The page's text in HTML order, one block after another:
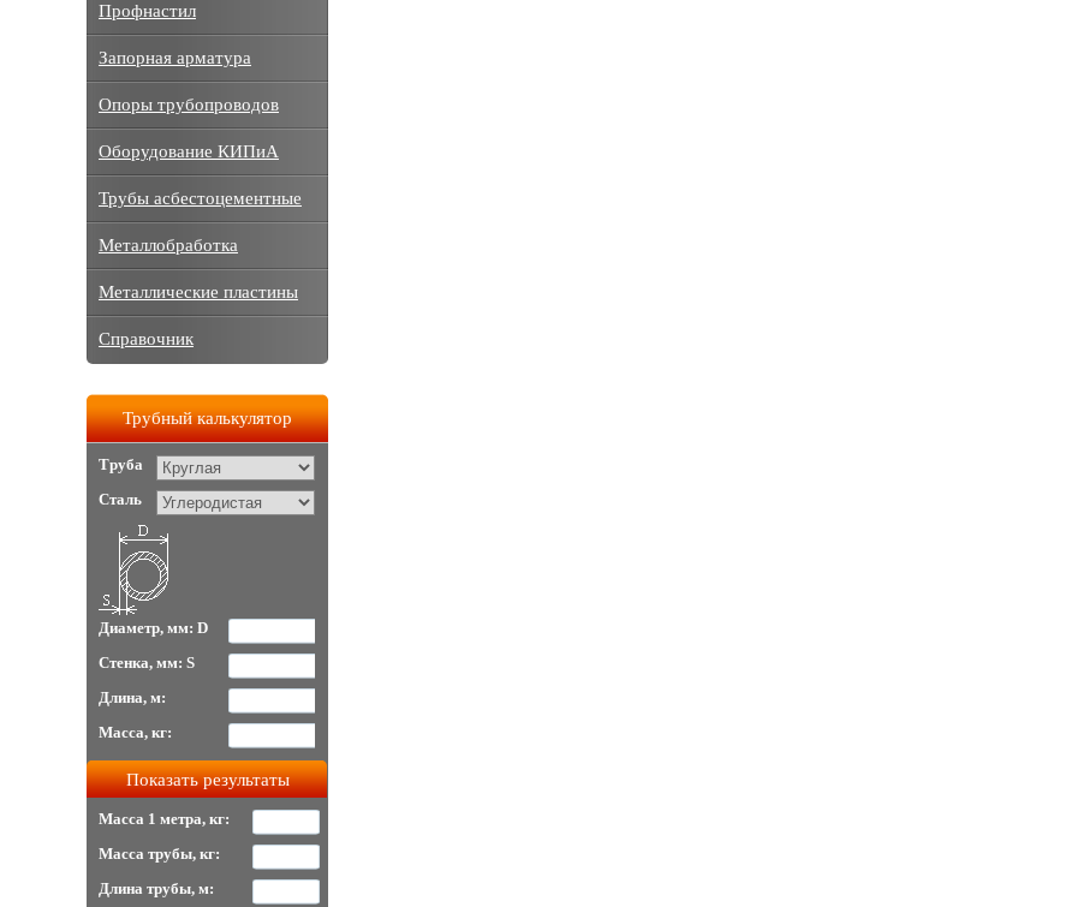
Профнастил
Запорная арматура
Опоры трубопроводов
Оборудование КИПиА
Трубы асбестоцементные
Металлобработка
Металлические пластины
Справочник
Трубный калькулятор
Труба
Сталь
Диаметр, мм: D
Стенка, мм: S
Длина, м:
Масса, кг:
Масса 1 метра, кг:
Масса трубы, кг:
Длина трубы, м: